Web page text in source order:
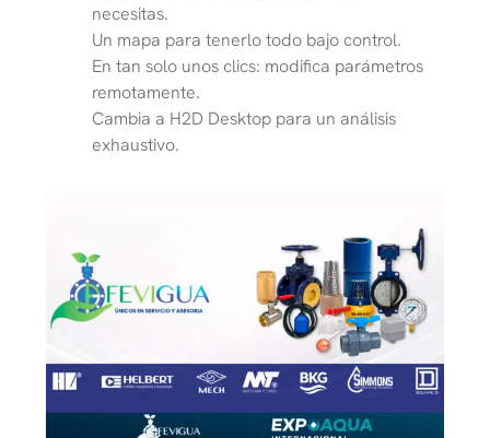
necesitas.
Un mapa para tenerlo todo bajo control.
En tan solo unos clics: modifica parámetros
remotamente.
Cambia a H2D Desktop para un análisis
exhaustivo.